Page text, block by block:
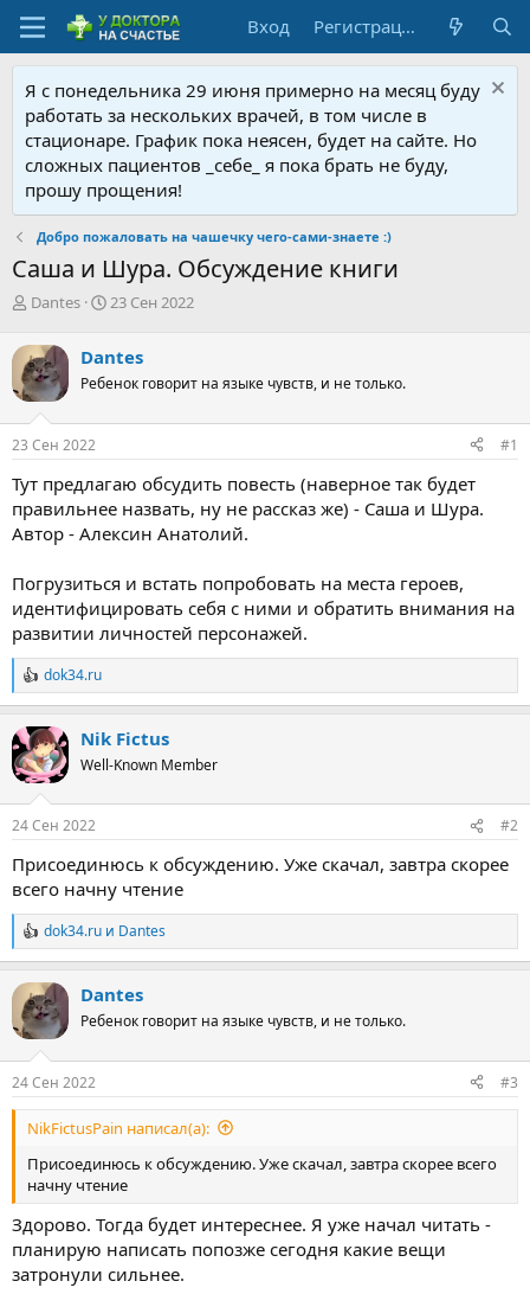
Вход Регистрация
Я с понедельника 29 июня примерно на месяц буду
работать за нескольких врачей, в том числе в
стационаре. График пока неясен, будет на сайте. Но
сложных пациентов _себе_ я пока брать не буду,
прошу прощения!
Добро пожаловать на чашечку чего-сами-знаете :)
Саша и Шура. Обсуждение книги
А
т
о
р
т
е
м
Dantes
Д
а
н
ч
а
23 Сен 2022
Dantes
Ребенок говорит на языке чувств, и не только.
23 Сен 2022 #1
Тут предлагаю обсудить повесть (наверное так будет
правильнее назвать, ну не рассказ же) - Саша и Шура.
Автор - Алексин Анатолий.
Погрузиться и встать попробовать на места героев,
идентифицировать себя с ними и обратить внимания на
развитии личностей персонажей.
Р
е
к
ц
и
dok34.ru
Nik Fictus
Well-Known Member
24 Сен 2022 #2
Присоединюсь к обсуждению. Уже скачал, завтра скорее
всего начну чтение
Р
е
к
ц
и
dok34.ru и Dantes
Dantes
Ребенок говорит на языке чувств, и не только.
24 Сен 2022 #3
NikFictusPain написал(а):
Присоединюсь к обсуждению. Уже скачал, завтра скорее всего
начну чтение
Здорово. Тогда будет интереснее. Я уже начал читать -
планирую написать попозже сегодня какие вещи
затронули сильнее.